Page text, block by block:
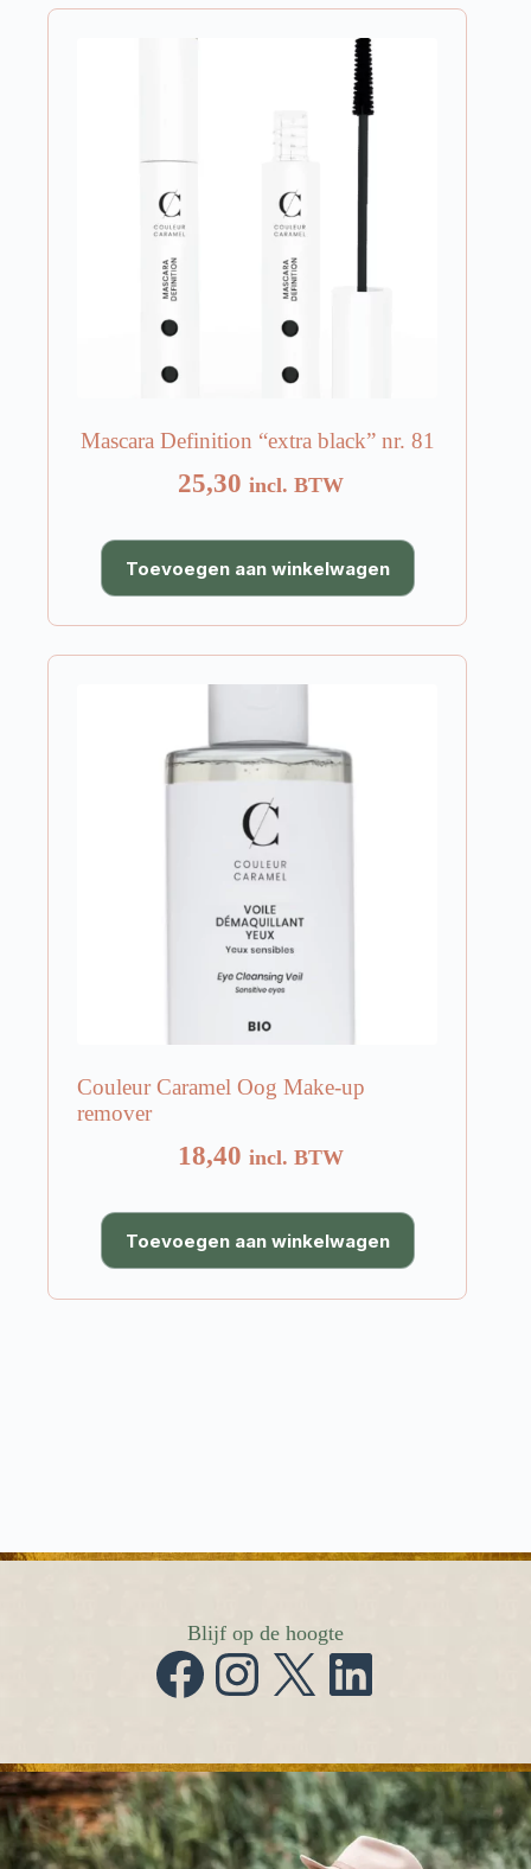
Mascara Definition “extra black” nr. 81
25,30 incl. BTW
Toevoegen aan winkelwagen
Couleur Caramel Oog Make-up
remover
18,40 incl. BTW
Toevoegen aan winkelwagen
Blijf op de hoogte
Facebook
Instagram
X LinkedIn